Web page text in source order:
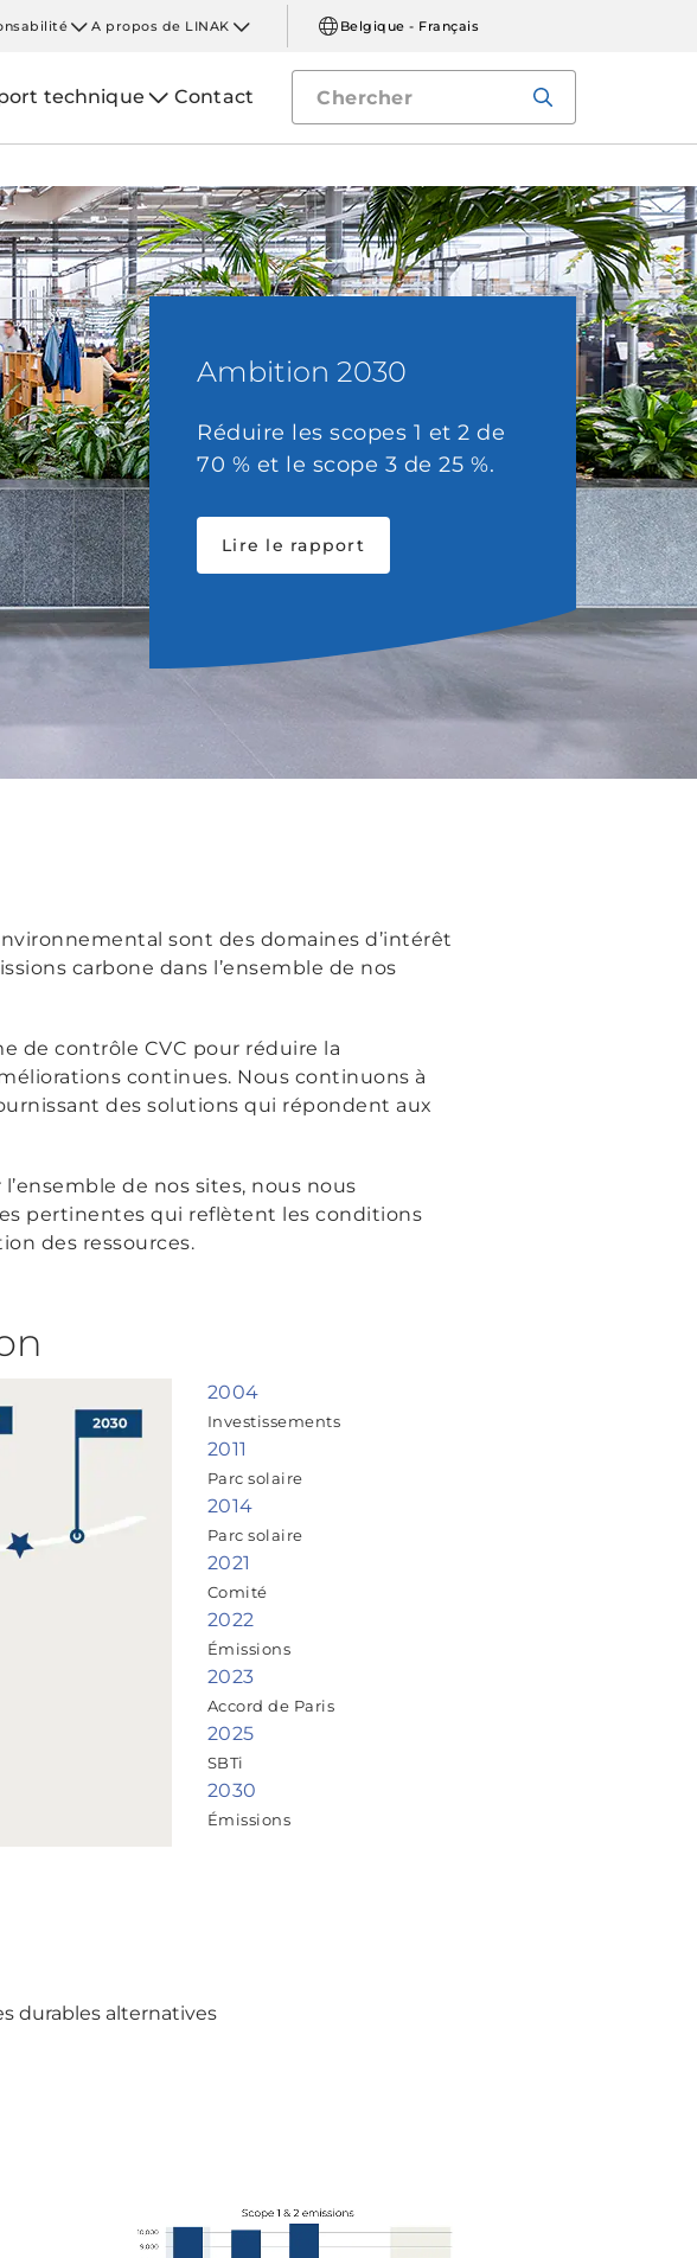
A propos de LINAK Belgique - Français
technique Contact
Ambition 2030
Réduire les scopes 1 et 2 de
70 % et le scope 3 de 25 %.
Lire le rapport
sont des domaines d’intérêt
carbone dans l’ensemble de nos
de contrôle CVC pour réduire la
continues. Nous continuons à
des solutions qui répondent aux
de nos sites, nous nous
pertinentes qui reflètent les conditions
des ressources.
2004
Investissements
2011
Parc solaire
2014
Parc solaire
2021
Comité
2022
Émissions
2023
Accord de Paris
2025
SBTi
2030
Émissions
durables alternatives